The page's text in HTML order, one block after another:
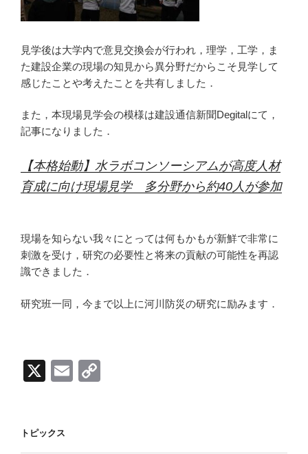
見学後は大学内で意見交換会が行われ，理学，工学，ま
た建設企業の現場の知見から異分野だからこそ見学して
感じたことや考えたことを共有しました．
また，本現場見学会の模様は建設通信新聞Degitalにて，
記事になりました．
【本格始動】水ラボコンソーシアムが高度人材
育成に向け現場見学 多分野から約40人が参加
現場を知らない我々にとっては何もかもが新鮮で非常に
刺激を受け，研究の必要性と将来の貢献の可能性を再認
識できました．
研究班一同，今まで以上に河川防災の研究に励みます．
X
E
トピックス